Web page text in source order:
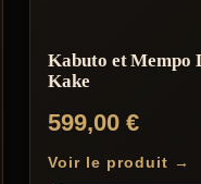
Kabuto et Mempo
Kake
599,00 €
Voir le produit →